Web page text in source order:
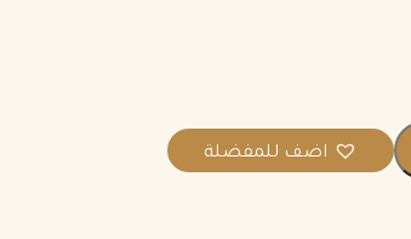
اضف للمفضلة